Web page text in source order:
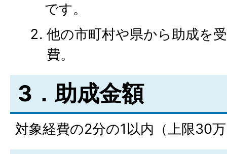
です。
他の市町村や県から助成を
費。
3．助成金額
対象経費の2分の1以内（上限30